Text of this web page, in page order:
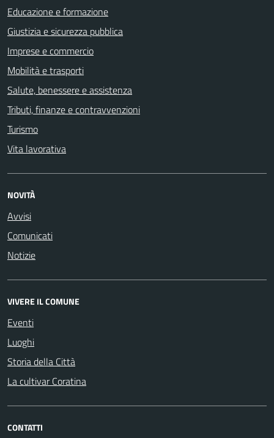
Educazione e formazione
Giustizia e sicurezza pubblica
Imprese e commercio
Mobilità e trasporti
Salute, benessere e assistenza
Tributi, finanze e contravvenzioni
Turismo
Vita lavorativa
NOVITÀ
Avvisi
Comunicati
Notizie
VIVERE IL COMUNE
Eventi
Luoghi
Storia della Città
La cultivar Coratina
CONTATTI